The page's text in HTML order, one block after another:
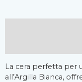
La cera perfetta per
all’Argilla Bianca,